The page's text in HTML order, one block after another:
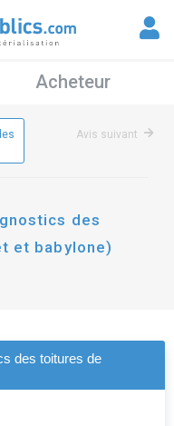
Acheteur
Avis suivant
des
et babylone)
des toitures de